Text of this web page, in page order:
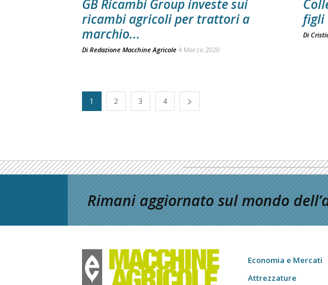
GB Ricambi Group investe sui
ricambi agricoli per trattori a
marchio...
Di Redazione Macchine Agricole 4 Marzo 2020
figli
Di
1 2 3 4
Rimani aggiornato sul mondo
Economia e Mercati
Attrezzature